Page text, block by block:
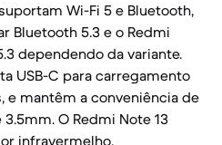
Wi-Fi 5 e Bluetooth,
Bluetooth 5.3 e o Redmi
dependendo da variante.
USB-C para carregamento
e mantêm a conveniência de
O Redmi Note 13
infravermelho.